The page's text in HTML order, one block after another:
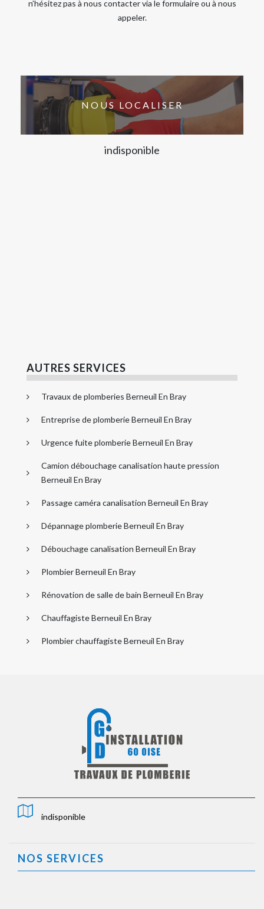
n’hésitez pas à nous contacter via le formulaire ou à nous
appeler.
NOUS LOCALISER
indisponible
AUTRES SERVICES
Travaux de plomberies Berneuil En Bray
Entreprise de plomberie Berneuil En Bray
Urgence fuite plomberie Berneuil En Bray
Camion débouchage canalisation haute pression
Berneuil En Bray
Passage caméra canalisation Berneuil En Bray
Dépannage plomberie Berneuil En Bray
Débouchage canalisation Berneuil En Bray
Plombier Berneuil En Bray
Rénovation de salle de bain Berneuil En Bray
Chauffagiste Berneuil En Bray
Plombier chauffagiste Berneuil En Bray
indisponible
NOS SERVICES